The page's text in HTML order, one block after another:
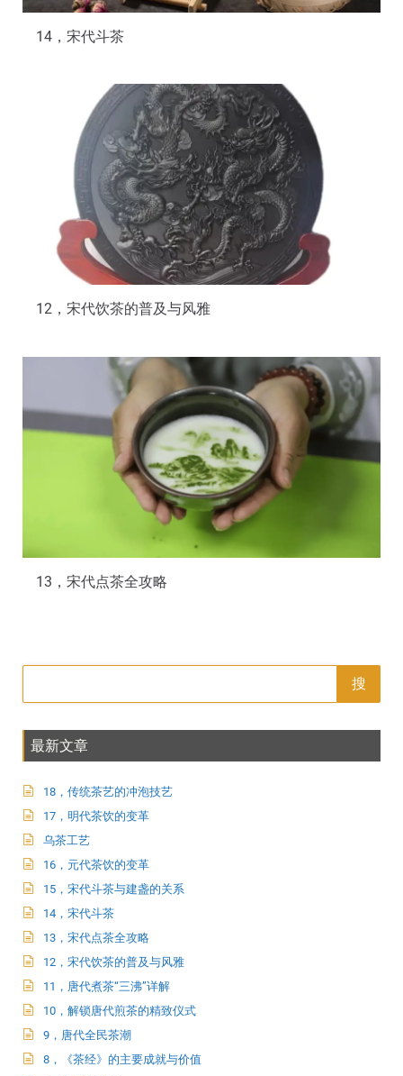
14，宋代斗茶
12，宋代饮茶的普及与风雅
13，宋代点茶全攻略
搜
最新文章
18，传统茶艺的冲泡技艺
17，明代茶饮的变革
乌茶工艺
16，元代茶饮的变革
15，宋代斗茶与建盏的关系
14，宋代斗茶
13，宋代点茶全攻略
12，宋代饮茶的普及与风雅
11，唐代煮茶“三沸”详解
10，解锁唐代煎茶的精致仪式
9，唐代全民茶潮
8，《茶经》的主要成就与价值